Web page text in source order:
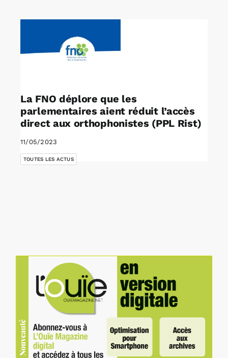
La FNO déplore que les
parlementaires aient réduit l’accès
direct aux orthophonistes (PPL Rist)
11/05/2023
TOUTES LES ACTUS